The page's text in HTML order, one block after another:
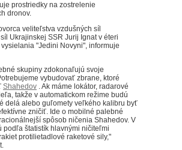
prostriedky na zostrelenie
dronov.
veliteľstva vzdušných síl
Ukrajinskej SSR Jurij Ignat v éteri
"Jedini Novyni", informuje
skupiny zdokonaľujú svoje
vybudovať zbrane, ktoré
Shahedov . Ak máme lokátor, radarové
takže v automatickom režime budú
delá alebo guľomety veľkého kalibru byť
zničiť. Ide o mobilné palebné
spôsob ničenia Shahedov. V
podľa štatistík hlavnými ničiteľmi
protilietadlové raketové sily,"